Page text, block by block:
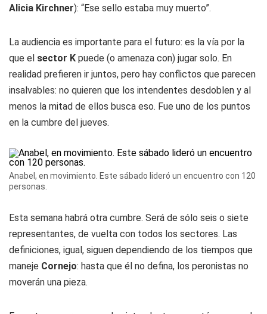
Alicia Kirchner): “Ese sello estaba muy muerto”.
La audiencia es importante para el futuro: es la vía por la
que el sector K puede (o amenaza con) jugar solo. En
realidad prefieren ir juntos, pero hay conflictos que parecen
insalvables: no quieren que los intendentes desdoblen y al
menos la mitad de ellos busca eso. Fue uno de los puntos
en la cumbre del jueves.
Anabel, en movimiento. Este sábado lideró un encuentro con 120
personas.
Esta semana habrá otra cumbre. Será de sólo seis o siete
representantes, de vuelta con todos los sectores. Las
definiciones, igual, siguen dependiendo de los tiempos que
maneje Cornejo: hasta que él no defina, los peronistas no
moverán una pieza.